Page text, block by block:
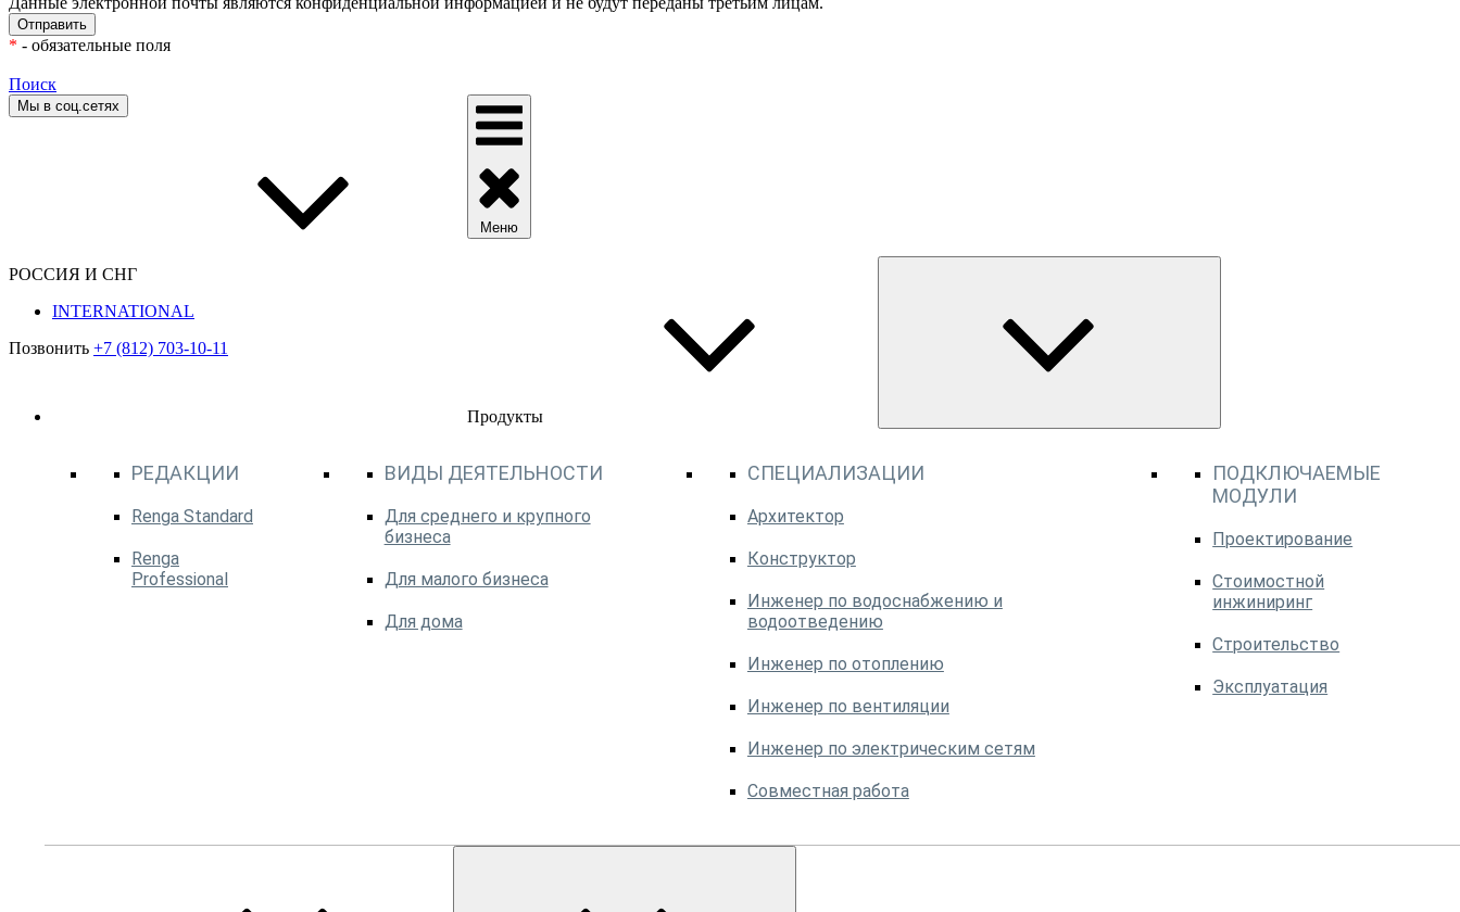
* - обязательные поля
Поиск
Мы в соц.сетях
РОССИЯ И СНГ
INTERNATIONAL
Позвонить +7 (812) 703-10-11
Меню
Продукты
РЕДАКЦИИ
Renga Standard
Renga
Professional
ВИДЫ ДЕЯТЕЛЬНОСТИ
Для среднего и крупного
бизнеса
Для малого бизнеса
Для дома
СПЕЦИАЛИЗАЦИИ
Архитектор
Конструктор
Инженер по водоснабжению и
водоотведению
Инженер по отоплению
Инженер по вентиляции
Инженер по электрическим сетям
Совместная работа
ПОДКЛЮЧАЕМЫЕ
МОДУЛИ
Проектирование
Стоимостной
инжиниринг
Строительство
Эксплуатация